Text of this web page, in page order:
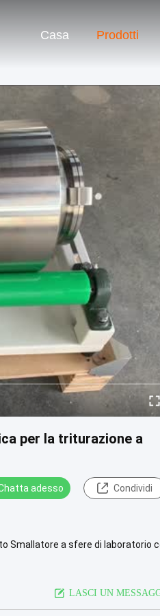
Casa Prodotti
per la triturazione a
adesso Condividi
Smallatore a sfere di laboratorio
LASCI UN